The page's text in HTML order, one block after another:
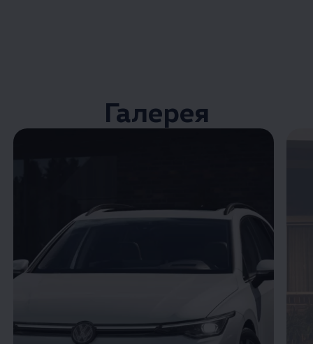
Галерея
Enable fullscreen mode